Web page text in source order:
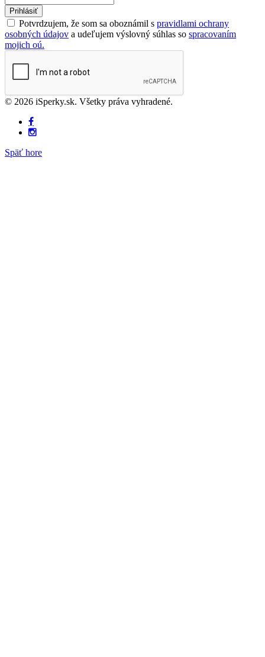
Prihlásiť
Potvrdzujem, že som sa oboznámil s pravidlami ochrany
osobných údajov a udeľujem výslovný súhlas so spracovaním
mojich oú.
© 2026 iSperky.sk. Všetky práva vyhradené.
Späť hore